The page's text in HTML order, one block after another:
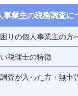
事業主の税務調査に
りの個人事業主の方
税理士の特徴
査が入った方・無申